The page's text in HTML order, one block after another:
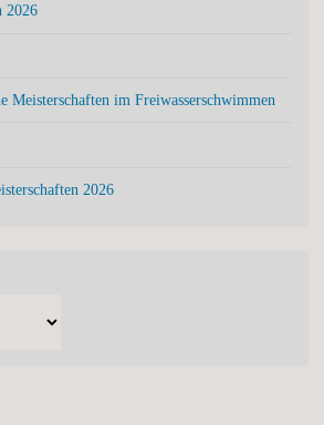
2026
Meisterschaften im Freiwasserschwimmen
2026